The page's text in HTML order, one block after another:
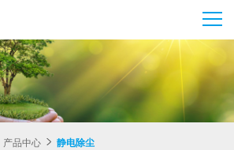
产品中心  静电除尘